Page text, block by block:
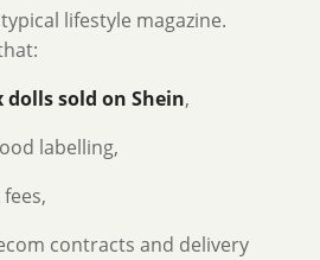
lifestyle magazine.
dolls sold on Shein,
labelling,
contracts and delivery